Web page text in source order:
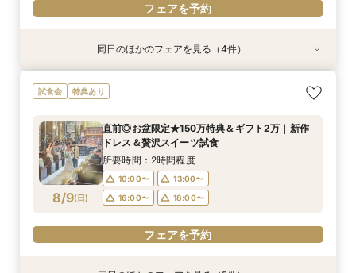
フェアを予約
衣装試着 特典あり
8/8(土)
【1日1組貸切で叶える】贅沢W体感フェア*180
万優待
10:00〜
13:00〜
16:00〜
18:00〜
フェアを予約
特典あり
8/8(土)
【記念写真プレゼント】上質デザイナーズ空間×
大聖堂見学会
10:00〜
13:00〜
16:00〜
18:00〜
フェアを予約
特典あり
8/8(土)
【人前式or和婚検討】神殿×2会場見学◆館内ま
るわかりフェア
10:00〜
13:00〜
16:00〜
18:00〜
フェアを予約
特典あり
8/8(土)
予算重視*当館最大150万特典◆選べるギフト×安
心見積相談
10:00〜
13:00〜
16:00〜
18:00〜
フェアを予約
同日のほかのフェアを見る（4件）
試食会 特典あり
8/9(日)
直前◎お盆限定★150万特典＆ギフト2万｜新作
ドレス＆贅沢スイーツ試食
所要時間：2時間程度
10:00〜
13:00〜
16:00〜
18:00〜
フェアを予約